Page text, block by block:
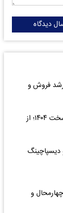
دیدگاه
رشد فروش و
اتمام پروژه‌های راهبردی فولاد مبارکه در سال سخت ۱۴۰۴؛ از
دیسپاچینگ
و